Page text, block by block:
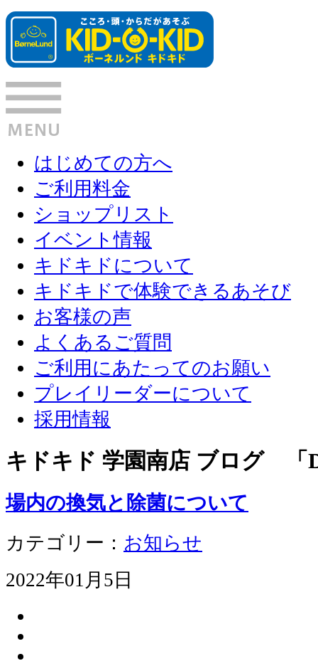
はじめての方へ
ご利用料金
ショップリスト
イベント情報
キドキドについて
キドキドで体験できるあそび
お客様の声
よくあるご質問
ご利用にあたってのお願い
プレイリーダーについて
採用情報
キドキド 学園南店 ブログ 「
場内の換気と除菌について
カテゴリー： お知らせ
2022年01月5日